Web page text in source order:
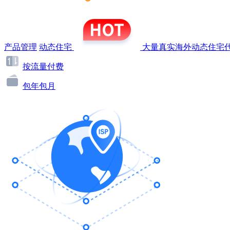
产品管理 动态住宅 大量真实海外动态住宅
按流量付费
包年包月